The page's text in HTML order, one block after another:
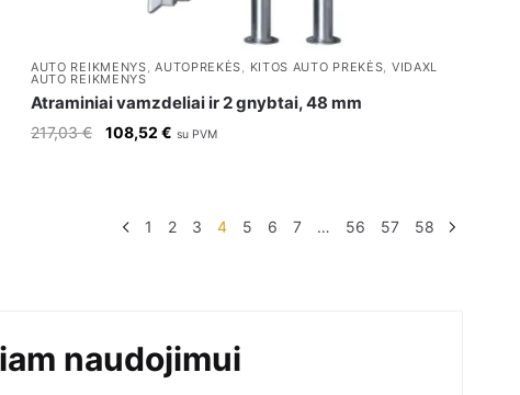
AUTO REIKMENYS ,AUTOPREKĖS KITOS AUTO PREKĖS VIDAXL
AUTO REIKMENYS
Atraminiai vamzdeliai ir 2 gnybtai, 48 mm
217,03€
Original
108,52 €Current
su PVM
1 2 3 4 5 6 7 … 56 57 58
naudojimui